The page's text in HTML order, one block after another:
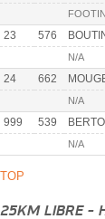
23 576
N/A
24 662
N/A
999 539
N/A
TOP
25KM LIBRE -